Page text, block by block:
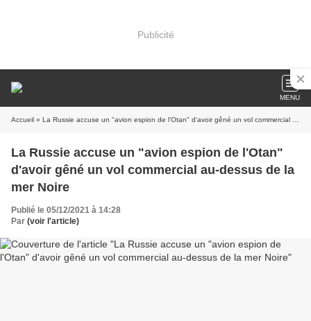
Publicité
MENU
Accueil » La Russie accuse un "avion espion de l'Otan" d'avoir gêné un vol commercial au-dessus de la mer Noire
La Russie accuse un "avion espion de l'Otan"
d'avoir gêné un vol commercial au-dessus de la
mer Noire
Publié le 05/12/2021 à 14:28
Par (voir l'article)